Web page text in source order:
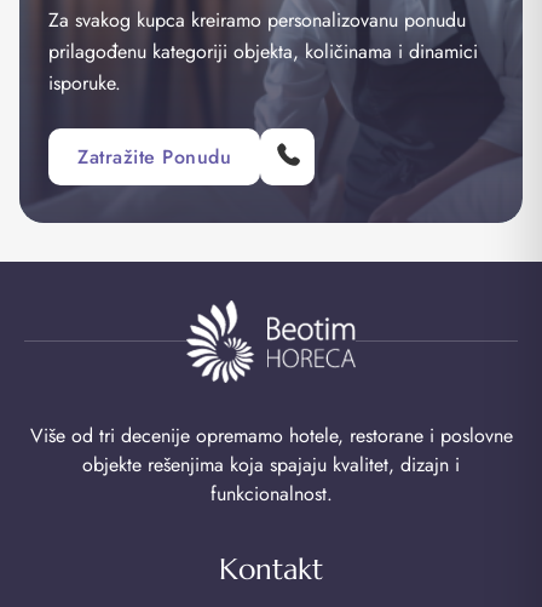
Za svakog kupca kreiramo personalizovanu ponudu
prilagođenu kategoriji objekta, količinama i dinamici
isporuke.
Zatražite Ponudu
Više od tri decenije opremamo hotele, restorane i poslovne
objekte rešenjima koja spajaju kvalitet, dizajn i
funkcionalnost.
Kontakt